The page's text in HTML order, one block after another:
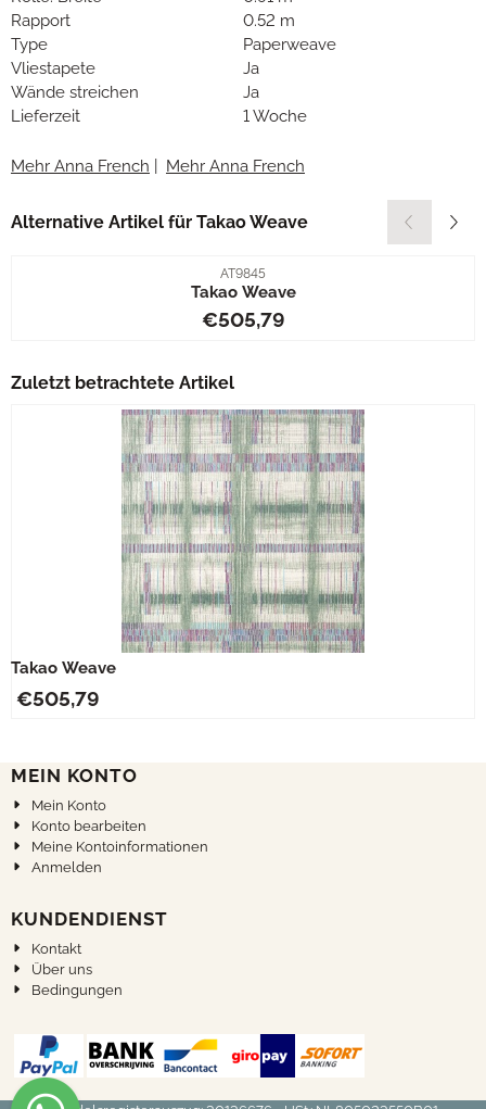
Rapport
0.52 m
Type
Paperweave
Vliestapete
Ja
Wände streichen
Ja
Lieferzeit
1 Woche
Mehr Anna French Mehr Anna French
Alternative Artikel für Takao Weave
Artikelnummer
AT9845
Takao Weave
Preis: 505,79
€505,79
Zuletzt betrachtete Artikel
Takao Weave
€505,79
MEIN KONTO
Mein Konto
Konto bearbeiten
Meine Kontoinformationen
Anmelden
KUNDENDIENST
Kontakt
Über uns
Bedingungen